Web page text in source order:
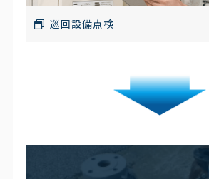
巡回設備点検